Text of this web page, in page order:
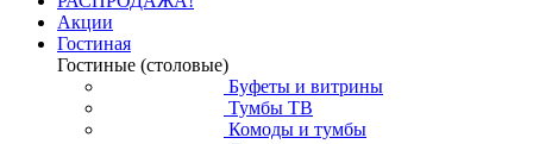
Акции
Гостиная
Гостиные (столовые)
Буфеты и витрины
Тумбы ТВ
Комоды и тумбы